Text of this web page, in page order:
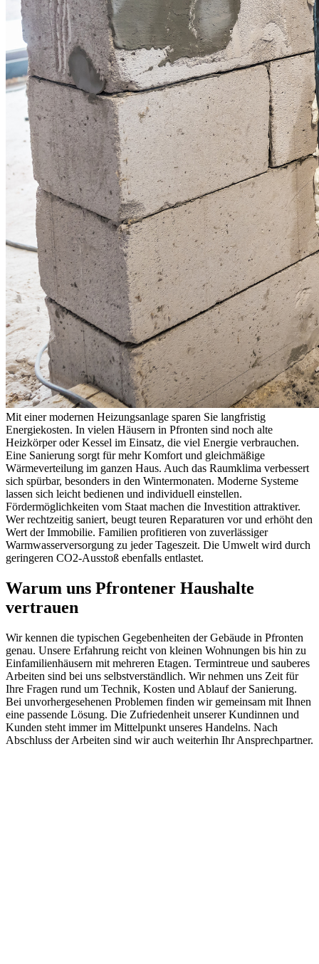
Mit einer modernen Heizungsanlage sparen Sie langfristig
Energiekosten. In vielen Häusern in Pfronten sind noch alte
Heizkörper oder Kessel im Einsatz, die viel Energie verbrauchen.
Eine Sanierung sorgt für mehr Komfort und gleichmäßige
Wärmeverteilung im ganzen Haus. Auch das Raumklima verbessert
sich spürbar, besonders in den Wintermonaten. Moderne Systeme
lassen sich leicht bedienen und individuell einstellen.
Fördermöglichkeiten vom Staat machen die Investition attraktiver.
Wer rechtzeitig saniert, beugt teuren Reparaturen vor und erhöht den
Wert der Immobilie. Familien profitieren von zuverlässiger
Warmwasserversorgung zu jeder Tageszeit. Die Umwelt wird durch
geringeren CO2-Ausstoß ebenfalls entlastet.
Warum uns Pfrontener Haushalte
vertrauen
Wir kennen die typischen Gegebenheiten der Gebäude in Pfronten
genau. Unsere Erfahrung reicht von kleinen Wohnungen bis hin zu
Einfamilienhäusern mit mehreren Etagen. Termintreue und sauberes
Arbeiten sind bei uns selbstverständlich. Wir nehmen uns Zeit für
Ihre Fragen rund um Technik, Kosten und Ablauf der Sanierung.
Bei unvorhergesehenen Problemen finden wir gemeinsam mit Ihnen
eine passende Lösung. Die Zufriedenheit unserer Kundinnen und
Kunden steht immer im Mittelpunkt unseres Handelns. Nach
Abschluss der Arbeiten sind wir auch weiterhin Ihr Ansprechpartner.